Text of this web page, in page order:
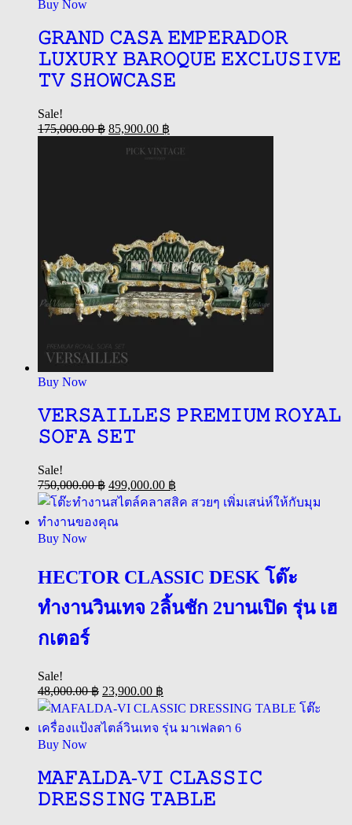
Buy Now
𝙶𝚁𝙰𝙽𝙳 𝙲𝙰𝚂𝙰 𝙴𝙼𝙿𝙴𝚁𝙰𝙳𝙾𝚁
𝙻𝚄𝚇𝚄𝚁𝚈 𝙱𝙰𝚁𝙾𝚀𝚄𝙴 𝙴𝚇𝙲𝙻𝚄𝚂𝙸𝚅𝙴
𝚃𝚅 𝚂𝙷𝙾𝚆𝙲𝙰𝚂𝙴
Sale!
175,000.00฿ 85,900.00 ฿
Buy Now
𝚅𝙴𝚁𝚂𝙰𝙸𝙻𝙻𝙴𝚂 𝙿𝚁𝙴𝙼𝙸𝚄𝙼 𝚁𝙾𝚈𝙰𝙻
𝚂𝙾𝙵𝙰 𝚂𝙴𝚃
Sale!
750,000.00฿ 499,000.00 ฿
Buy Now
HECTOR CLASSIC DESK โต๊ะ
ทำงานวินเทจ 2ลิ้นชัก 2บานเปิด รุ่น เฮ
กเตอร์
Sale!
48,000.00฿ 23,900.00 ฿
Buy Now
𝙼𝙰𝙵𝙰𝙻𝙳𝙰-𝚅𝙸 𝙲𝙻𝙰𝚂𝚂𝙸𝙲
𝙳𝚁𝙴𝚂𝚂𝙸𝙽𝙶 𝚃𝙰𝙱𝙻𝙴